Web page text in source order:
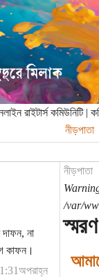
রাইটার্স কমিউনিটি |
নীড়পাতা
না
কাফন।
নীড়পাতা
/var/
স্মরণ